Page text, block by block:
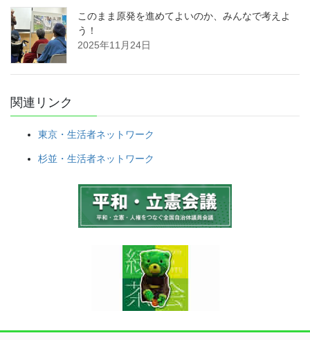
このまま原発を進めてよいのか、みんなで考えよ
う！
2025年11月24日
関連リンク
東京・生活者ネットワーク
杉並・生活者ネットワーク